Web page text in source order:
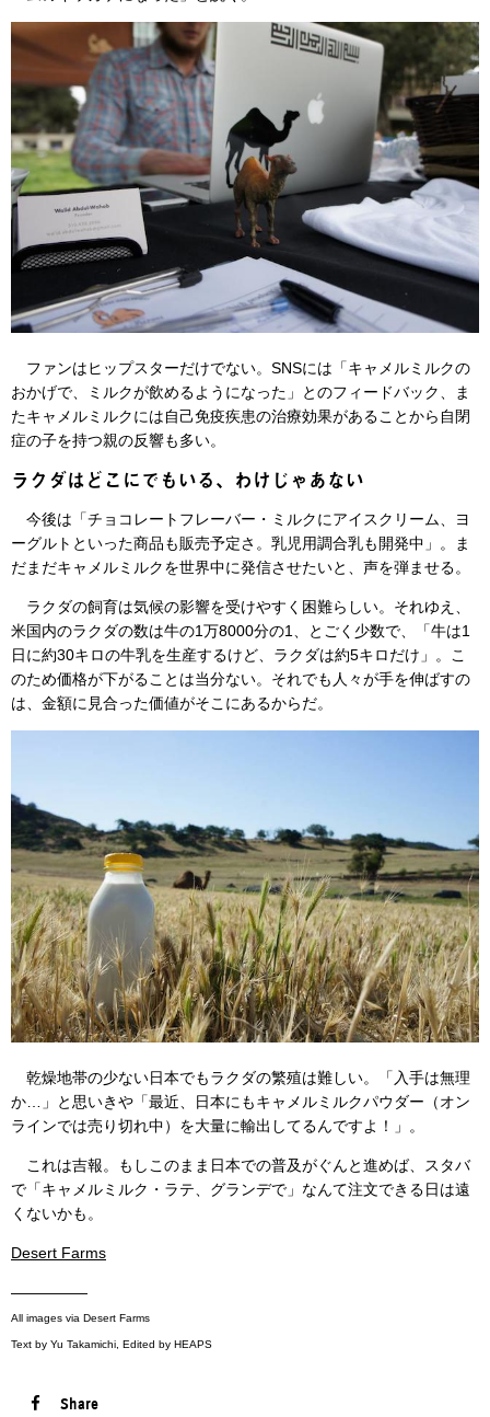
ファンはヒップスターだけでない。SNSには「キャメルミルクの
おかげで、ミルクが飲めるようになった」とのフィードバック、ま
たキャメルミルクには自己免疫疾患の治療効果があることから自閉
症の子を持つ親の反響も多い。
ラクダはどこにでもいる、わけじゃあない
今後は「チョコレートフレーバー・ミルクにアイスクリーム、ヨ
ーグルトといった商品も販売予定さ。乳児用調合乳も開発中」。ま
だまだキャメルミルクを世界中に発信させたいと、声を弾ませる。
ラクダの飼育は気候の影響を受けやすく困難らしい。それゆえ、
米国内のラクダの数は牛の1万8000分の1、とごく少数で、「牛は1
日に約30キロの牛乳を生産するけど、ラクダは約5キロだけ」。こ
のため価格が下がることは当分ない。それでも人々が手を伸ばすの
は、金額に見合った価値がそこにあるからだ。
乾燥地帯の少ない日本でもラクダの繁殖は難しい。「入手は無理
か…」と思いきや「最近、日本にもキャメルミルクパウダー（オン
ラインでは売り切れ中）を大量に輸出してるんですよ！」。
これは吉報。もしこのまま日本での普及がぐんと進めば、スタバ
で「キャメルミルク・ラテ、グランデで」なんて注文できる日は遠
くないかも。
Desert Farms
—————
All images via Desert Farms
Text by Yu Takamichi, Edited by HEAPS
Share